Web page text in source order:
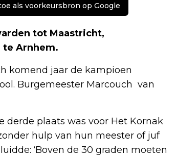
als voorkeursbron op Google
tot Maastricht,
te Arnhem.
komend jaar de kampioen
Burgemeester Marcouch van
derde plaats was voor Het Kornak
hulp van hun meester of juf
‘Boven de 30 graden moeten